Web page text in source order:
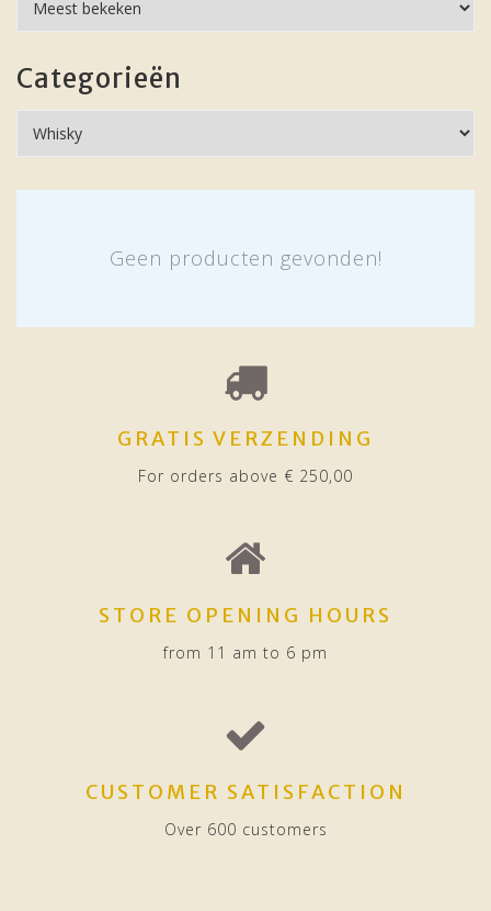
Categorieën
Geen producten gevonden!
GRATIS VERZENDING
For orders above € 250,00
STORE OPENING HOURS
from 11 am to 6 pm
CUSTOMER SATISFACTION
Over 600 customers